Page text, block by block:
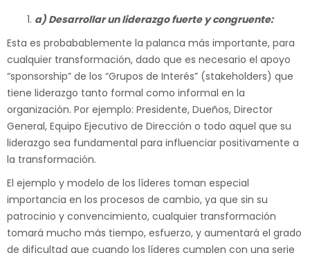
a) Desarrollar un liderazgo fuerte y congruente:
Esta es probabablemente la palanca más importante, para
cualquier transformación, dado que es necesario el apoyo
“sponsorship” de los “Grupos de Interés” (stakeholders) que
tiene liderazgo tanto formal como informal en la
organización. Por ejemplo: Presidente, Dueños, Director
General, Equipo Ejecutivo de Dirección o todo aquel que su
liderazgo sea fundamental para influenciar positivamente a
la transformación.
El ejemplo y modelo de los líderes toman especial
importancia en los procesos de cambio, ya que sin su
patrocinio y convencimiento, cualquier transformación
tomará mucho más tiempo, esfuerzo, y aumentará el grado
de dificultad que cuando los líderes cumplen con una serie